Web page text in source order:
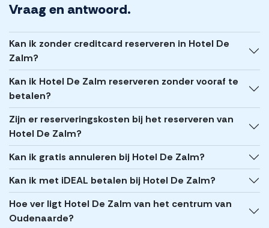
Vraag en antwoord.
Kan ik zonder creditcard reserveren in Hotel De
Zalm?
Kan ik Hotel De Zalm reserveren zonder vooraf te
betalen?
Zijn er reserveringskosten bij het reserveren van
Hotel De Zalm?
Kan ik gratis annuleren bij Hotel De Zalm?
Kan ik met iDEAL betalen bij Hotel De Zalm?
Hoe ver ligt Hotel De Zalm van het centrum van
Oudenaarde?